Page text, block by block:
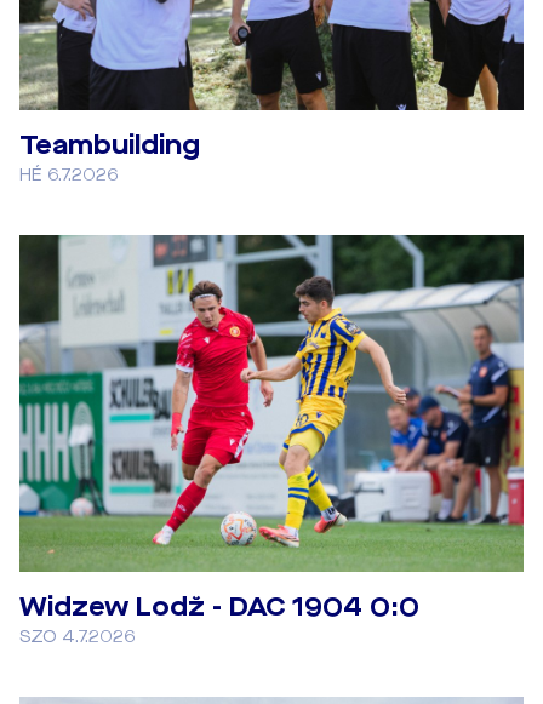
Teambuilding
HÉ 6.7.2026
Widzew Lodž - DAC 1904 0:0
SZO 4.7.2026